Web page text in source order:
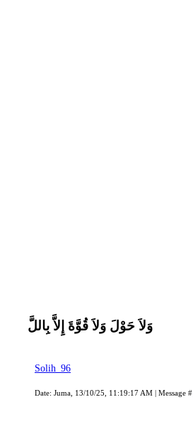
وَلاَ حَوْلَ وَلاَ قُوَّةَ إِلاَّ بِاللَّ
Solih_96
Date: Juma, 13/10/25, 11:19:17 AM | Message #